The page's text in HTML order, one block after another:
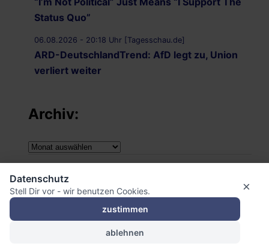
Status Quo”
06.08.2026 - 20:18 Uhr [Tagesschau.de]
ARD-DeutschlandTrend: AfD legt zu, Union
verliert weiter
Archiv:
Archiv:
Impressum
Datenschutzerklärung
×
Datenschutz
Stell Dir vor - wir benutzen Cookies.
zustimmen
ablehnen